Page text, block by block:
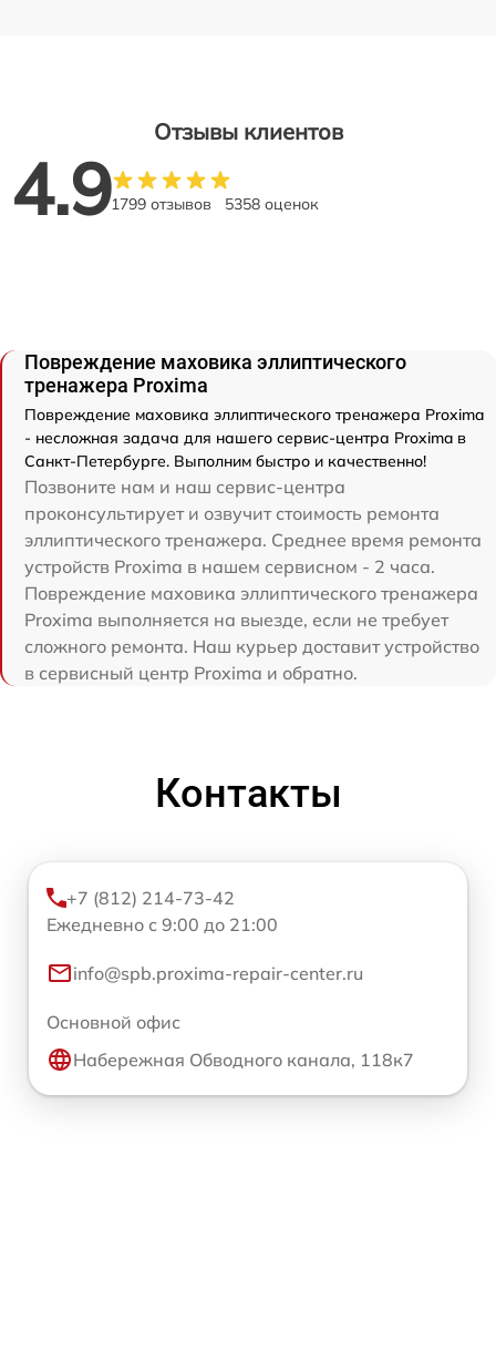
Отзывы клиентов
4.91799 отзывов 5358 оценок
Повреждение маховика эллиптического
тренажера Proxima
Повреждение маховика эллиптического тренажера Proxima
- несложная задача для нашего сервис-центра Proxima в
Санкт-Петербурге. Выполним быстро и качественно!
Позвоните нам и наш сервис-центра
проконсультирует и озвучит стоимость ремонта
эллиптического тренажера. Среднее время ремонта
устройств Proxima в нашем сервисном - 2 часа.
Повреждение маховика эллиптического тренажера
Proxima выполняется на выезде, если не требует
сложного ремонта. Наш курьер доставит устройство
в сервисный центр Proxima и обратно.
Контакты
+7 (812) 214-73-42
Ежедневно с 9:00 до 21:00
info@spb.proxima-repair-center.ru
Основной офис
Набережная Обводного канала, 118к7